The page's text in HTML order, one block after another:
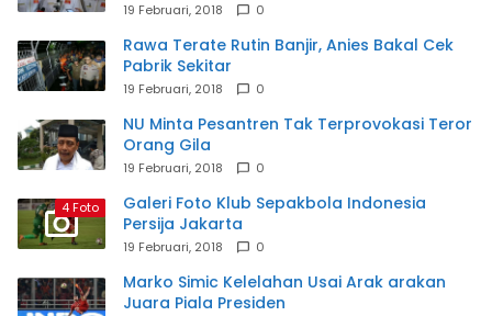
19 Februari, 2018 0
Rawa Terate Rutin Banjir, Anies Bakal Cek
Pabrik Sekitar
19 Februari, 2018 0
NU Minta Pesantren Tak Terprovokasi Teror
Orang Gila
19 Februari, 2018 0
4 Foto
Galeri Foto Klub Sepakbola Indonesia
Persija Jakarta
19 Februari, 2018 0
Marko Simic Kelelahan Usai Arak arakan
Juara Piala Presiden